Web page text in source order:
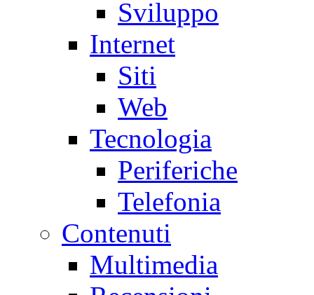
Sviluppo
Internet
Siti
Web
Tecnologia
Periferiche
Telefonia
Contenuti
Multimedia